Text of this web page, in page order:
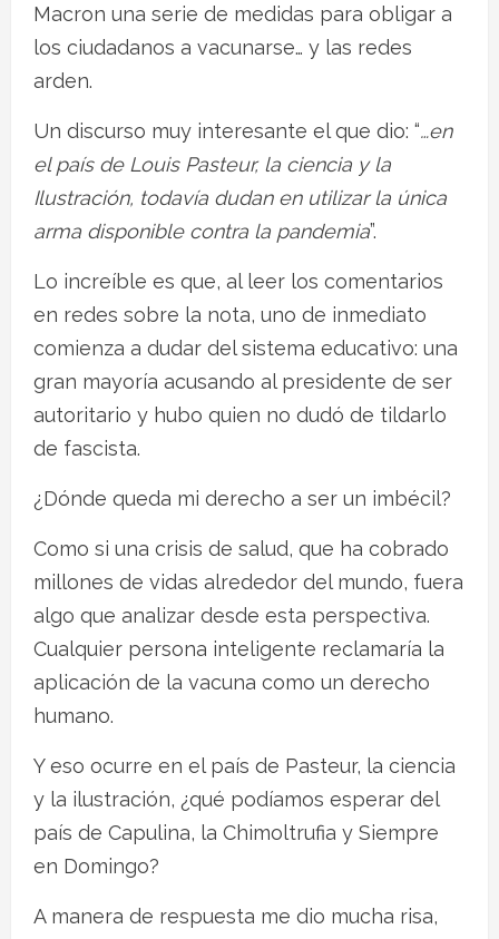
Macron una serie de medidas para obligar a
los ciudadanos a vacunarse… y las redes
arden.
Un discurso muy interesante el que dio: “…en
el país de Louis Pasteur, la ciencia y la
Ilustración, todavía dudan en utilizar la única
arma disponible contra la pandemia”.
Lo increíble es que, al leer los comentarios
en redes sobre la nota, uno de inmediato
comienza a dudar del sistema educativo: una
gran mayoría acusando al presidente de ser
autoritario y hubo quien no dudó de tildarlo
de fascista.
¿Dónde queda mi derecho a ser un imbécil?
Como si una crisis de salud, que ha cobrado
millones de vidas alrededor del mundo, fuera
algo que analizar desde esta perspectiva.
Cualquier persona inteligente reclamaría la
aplicación de la vacuna como un derecho
humano.
Y eso ocurre en el país de Pasteur, la ciencia
y la ilustración, ¿qué podíamos esperar del
país de Capulina, la Chimoltrufia y Siempre
en Domingo?
A manera de respuesta me dio mucha risa,